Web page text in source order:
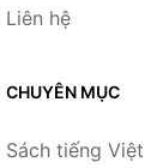
Liên hệ
CHUYÊN MỤC
Sách tiếng Việt